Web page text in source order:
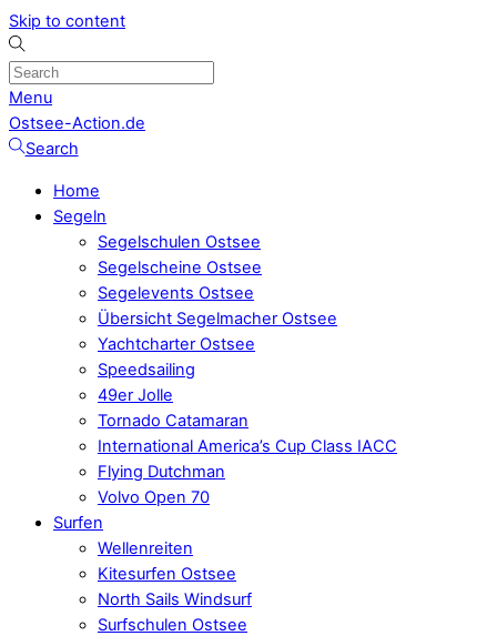
Skip to content
Menu
Ostsee-Action.de
Search
Home
Segeln
Segelschulen Ostsee
Segelscheine Ostsee
Segelevents Ostsee
Übersicht Segelmacher Ostsee
Yachtcharter Ostsee
Speedsailing
49er Jolle
Tornado Catamaran
International America’s Cup Class IACC
Flying Dutchman
Volvo Open 70
Surfen
Wellenreiten
Kitesurfen Ostsee
North Sails Windsurf
Surfschulen Ostsee